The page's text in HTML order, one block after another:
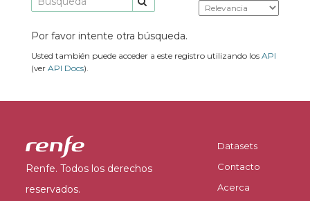
Por favor intente otra búsqueda.
Usted también puede acceder a este registro utilizando los API
(ver API Docs).
Renfe. Todos los derechos
reservados.
Datasets
Contacto
Acerca